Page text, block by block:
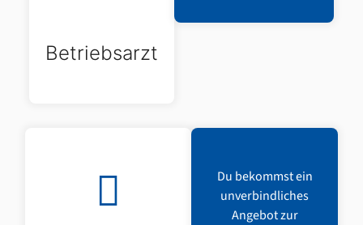
Betriebsarzt
Du bekommst ein
unverbindliches
Angebot zur